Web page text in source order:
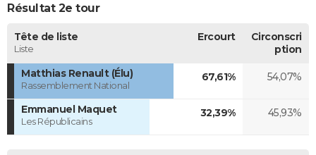
Résultat 2e tour
Tête de liste
Liste
Ercourt
Circonscri
ption
Matthias Renault (Élu)
Rassemblement National
67,61% 54,07%
Emmanuel Maquet
Les Républicains
32,39% 45,93%